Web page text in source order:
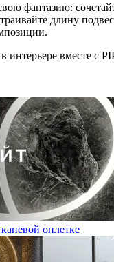
фантазию:
длину
интерьере вместе с
оплетке